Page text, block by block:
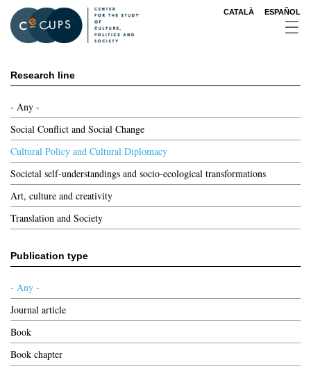
main
content
CATALÀ ESPAÑOL
Research line
- Any -
Social Conflict and Social Change
Cultural Policy and Cultural Diplomacy
Societal self-understandings and socio-ecological transformations
Art, culture and creativity
Translation and Society
Publication type
- Any -
Journal article
Book
Book chapter